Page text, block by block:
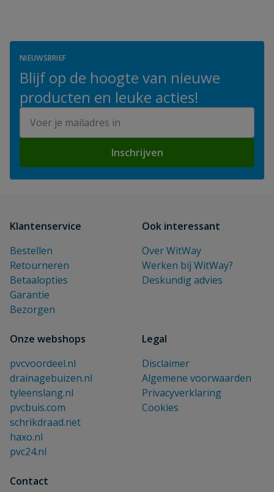
NIEUWSBRIEF
Blijf op de hoogte van nieuwe
producten en leuke acties!
Inschrijven
Klantenservice
Bestellen
Retourneren
Betaalopties
Garantie
Bezorgen
Ook interessant
Over WitWay
Werken bij WitWay?
Deskundig advies
Onze webshops
pvcvoordeel.nl
drainagebuizen.nl
tyleenslang.nl
pvcbuis.com
schrikdraad.net
haxo.nl
pvc24.nl
Legal
Disclaimer
Algemene voorwaarden
Privacyverklaring
Cookies
Contact